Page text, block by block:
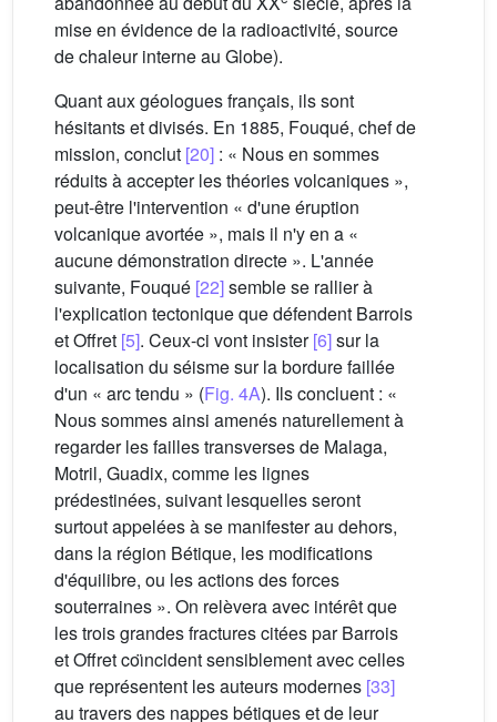
mise en évidence de la radioactivité, source
de chaleur interne au Globe).
Quant aux géologues français, ils sont
hésitants et divisés. En 1885, Fouqué, chef de
mission, conclut [20] : « Nous en sommes
réduits à accepter les théories volcaniques »,
peut-être l'intervention « d'une éruption
volcanique avortée », mais il n'y en a «
aucune démonstration directe ». L'année
suivante, Fouqué [22]semble se rallier à
l'explication tectonique que défendent Barrois
et Offret [5]. Ceux-ci vont insister[6]sur la
localisation du séisme sur la bordure faillée
d'un « arc tendu » (Fig. 4A). Ils concluent : «
Nous sommes ainsi amenés naturellement à
regarder les failles transverses de Malaga,
Motril, Guadix, comme les lignes
prédestinées, suivant lesquelles seront
surtout appelées à se manifester au dehors,
dans la région Bétique, les modifications
d'équilibre, ou les actions des forces
souterraines ». On relèvera avec intérêt que
les trois grandes fractures citées par Barrois
et Offret coı̈ncident sensiblement avec celles
que représentent les auteurs modernes [33]
au travers des nappes bétiques et de leur